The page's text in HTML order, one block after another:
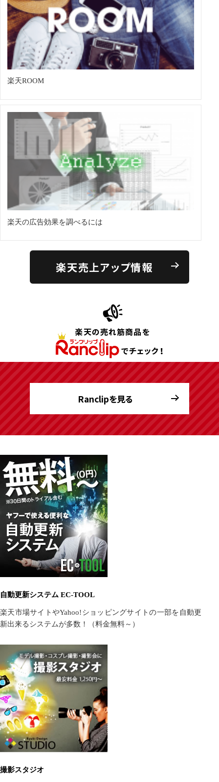
楽天ROOM
楽天の広告効果を調べるには
楽天売上アップ情報
Ranclipを見る
自動更新システム EC-TOOL
楽天市場サイトやYahoo!ショッピングサイトの一部を自動更
新出来るシステムが多数！（料金無料～）
撮影スタジオ